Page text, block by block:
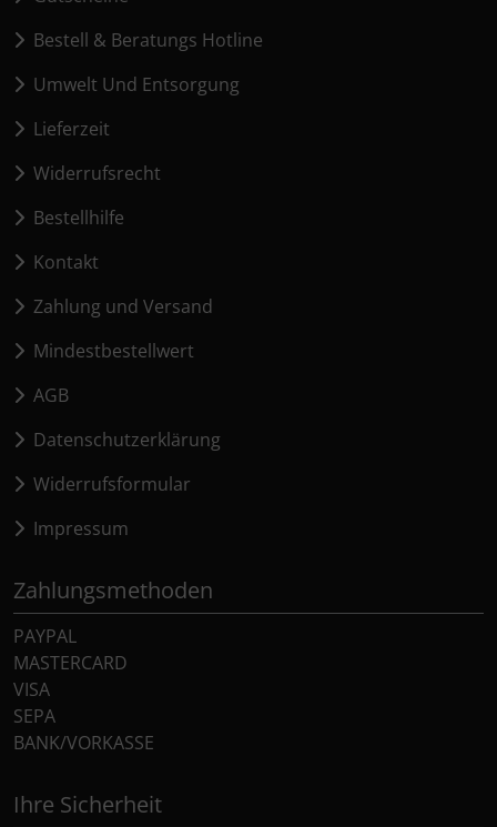
Bestell & Beratungs Hotline
Umwelt Und Entsorgung
Lieferzeit
Widerrufsrecht
Bestellhilfe
Kontakt
Zahlung und Versand
Mindestbestellwert
AGB
Datenschutzerklärung
Widerrufsformular
Impressum
Zahlungsmethoden
PAYPAL
MASTERCARD
VISA
SEPA
BANK/VORKASSE
Ihre Sicherheit